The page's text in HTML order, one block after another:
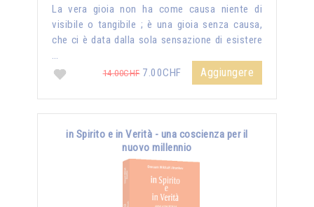
La vera gioia non ha come causa niente di
visibile o tangibile ; è una gioia senza causa,
che ci è data dalla sola sensazione di esistere
…
14.00CHF7.00CHF Aggiungere
in Spirito e in Verità - una coscienza per il
nuovo millennio